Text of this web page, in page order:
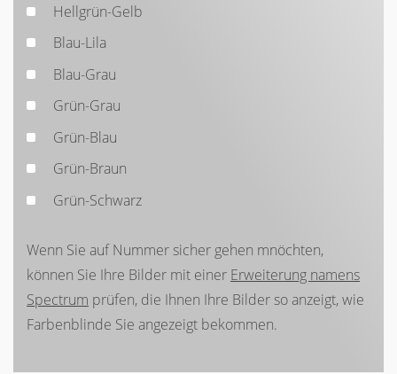
Hellgrün-Gelb
Blau-Lila
Blau-Grau
Grün-Grau
Grün-Blau
Grün-Braun
Grün-Schwarz
Wenn Sie auf Nummer sicher gehen mnöchten,
können Sie Ihre Bilder mit einer Erweiterung namens
Spectrum prüfen, die Ihnen Ihre Bilder so anzeigt, wie
Farbenblinde Sie angezeigt bekommen.